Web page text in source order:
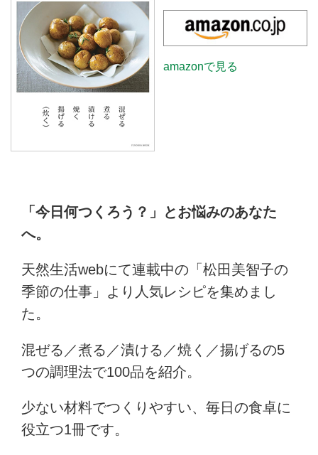
amazonで見る
「今日何つくろう？」とお悩みのあなた
へ。
天然生活webにて連載中の「松田美智子の
季節の仕事」より人気レシピを集めまし
た。
混ぜる／煮る／漬ける／焼く／揚げるの5
つの調理法で100品を紹介。
少ない材料でつくりやすい、毎日の食卓に
役立つ1冊です。